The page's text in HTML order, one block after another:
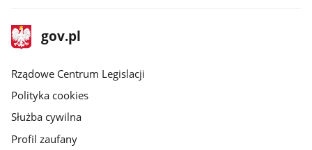
stopka
gov.plStrona
gov.pl
Rządowe Centrum Legislacji
Polityka cookies
Służba cywilna
Profil zaufany